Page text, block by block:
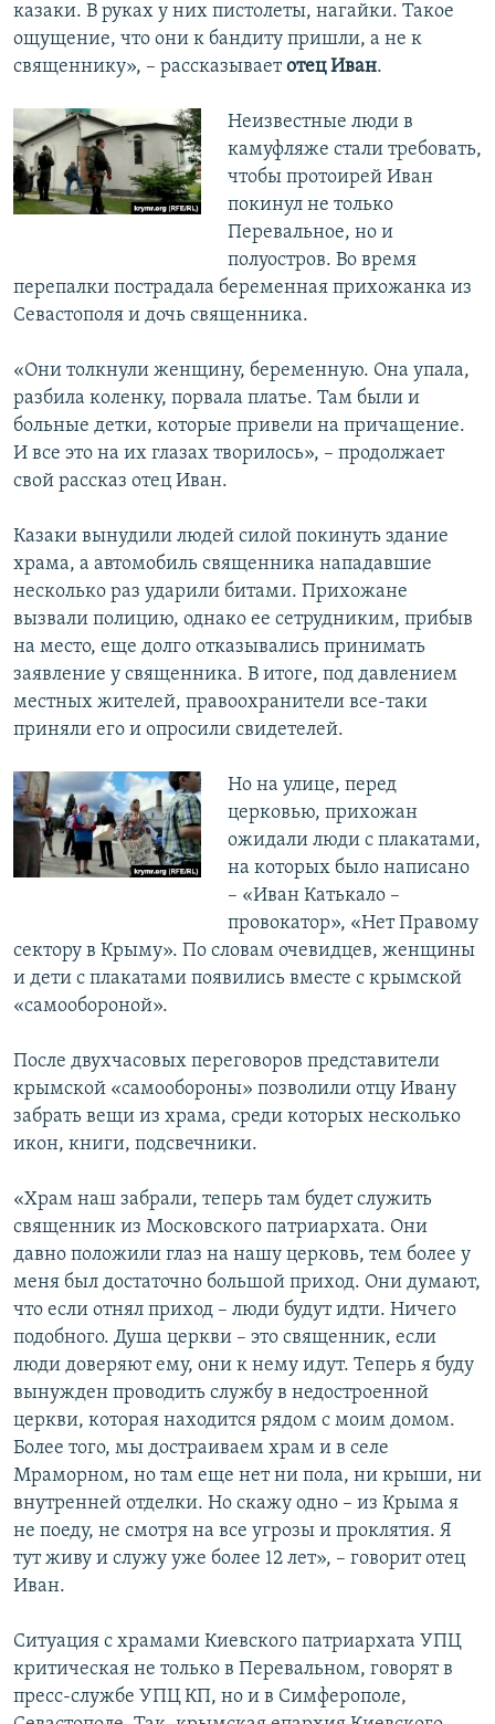
казаки. В руках у них пистолеты, нагайки. Такое
ощущение, что они к бандиту пришли, а не к
священнику», – рассказываетотец Иван.
Неизвестные люди в
камуфляже стали требовать,
чтобы протоирей Иван
покинул не только
Перевальное, но и
полуостров. Во время
перепалки пострадала беременная прихожанка из
Севастополя и дочь священника.
«Они толкнули женщину, беременную. Она упала,
разбила коленку, порвала платье. Там были и
больные детки, которые привели на причащение.
И все это на их глазах творилось», – продолжает
свой рассказ отец Иван.
Казаки вынудили людей силой покинуть здание
храма, а автомобиль священника нападавшие
несколько раз ударили битами. Прихожане
вызвали полицию, однако ее сетрудниким, прибыв
на место, еще долго отказывались принимать
заявление у священника. В итоге, под давлением
местных жителей, правоохранители все-таки
приняли его и опросили свидетелей.
Но на улице, перед
церковью, прихожан
ожидали люди с плакатами,
на которых было написано
– «Иван Катькало –
провокатор», «Нет Правому
сектору в Крыму». По словам очевидцев, женщины
и дети с плакатами появились вместе с крымской
«самообороной».
После двухчасовых переговоров представители
крымской «самообороны» позволили отцу Ивану
забрать вещи из храма, среди которых несколько
икон, книги, подсвечники.
«Храм наш забрали, теперь там будет служить
священник из Московского патриархата. Они
давно положили глаз на нашу церковь, тем более у
меня был достаточно большой приход. Они думают,
что если отнял приход – люди будут идти. Ничего
подобного. Душа церкви – это священник, если
люди доверяют ему, они к нему идут. Теперь я буду
вынужден проводить службу в недостроенной
церкви, которая находится рядом с моим домом.
Более того, мы достраиваем храм и в селе
Мраморном, но там еще нет ни пола, ни крыши, ни
внутренней отделки. Но скажу одно – из Крыма я
не поеду, не смотря на все угрозы и проклятия. Я
тут живу и служу уже более 12 лет», – говорит отец
Иван.
Ситуация с храмами Киевского патриархата УПЦ
критическая не только в Перевальном, говорят в
пресс-службе УПЦ КП, но и в Симферополе,